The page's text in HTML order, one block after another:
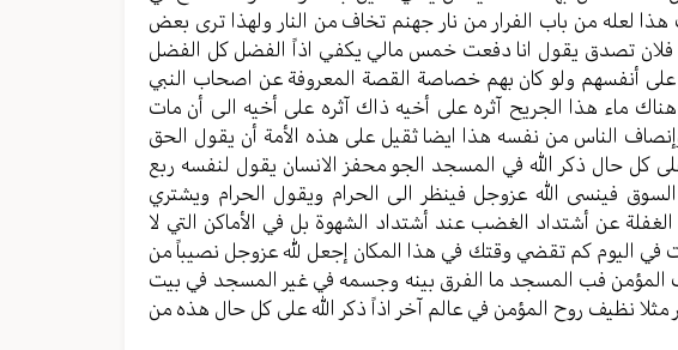
هذا لعله من باب الفرار من نار جهنم تخاف من النار ولهذا ترى بعض
يا فلان تصدق يقول انا دفعت خمس مالي يكفي اذاً الفضل كل الفضل
على أنفسهم ولو كان بهم خصاصة القصة المعروفة عن اصحاب النبي
ماء هذا الجريح آثره على أخيه ذاك آثره على أخيه الى أن مات
الناس من نفسه هذا ايضا ثقيل على هذه الأمة أن يقول الحق
على كل حال ذكر الله في المسجد الجو محفز الانسان يقول لنفسه ربع
فينسى الله عزوجل فينظر الى الحرام ويقول الحرام ويشتري
عن أشتداد الغضب عند أشتداد الشهوة بل في الأماكن التي لا
في اليوم كم تقضي وقتك في هذا المكان إجعل لله عزوجل نصيباً من
فب المسجد ما الفرق بينه وجسمه في غير المسجد في بيت
مثلا نظيف روح المؤمن في عالم آخر اذاً ذكر الله على كل حال هذه من